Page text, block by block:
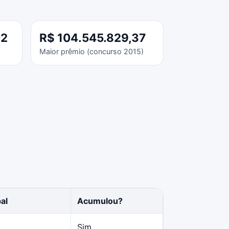
R$ 104.545.829,37
Maior prêmio (concurso 2015)
Acumulou?